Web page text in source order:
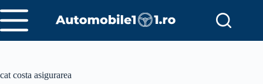
la
conținut
cat costa asigurarea